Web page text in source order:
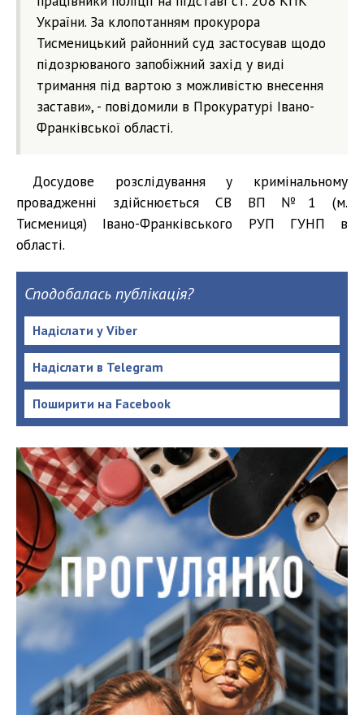
України. За клопотанням прокурора
Тисменицький районний суд застосував щодо
підозрюваного запобіжний захід у виді
тримання під вартою з можливістю внесення
застави», - повідомили в Прокуратурі Івано-
Франківської області.
Досудове розслідування у кримінальному
провадженні здійснюється СВ ВП №1 (м.
Тисмениця) Івано-Франківського РУП ГУНП в
області.
Сподобалась публікація?
Надіслати у Viber
Надіслати в Telegram
Поширити на Facebook